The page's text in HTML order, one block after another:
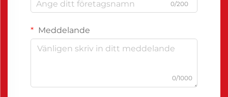
0/200
Meddelande
0/1000